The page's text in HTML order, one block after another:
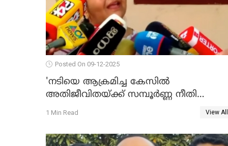
Posted On 09-12-2025
'നടിയെ ആക്രമിച്ച കേസില്‍
അതിജീവിതയ്ക്ക് സമ്പൂര്‍ണ്ണ നീതി
ലഭിച്ചില്ല'; ഉമ തോമസ് MLA WATCH VIDEO
1 Min Read View All